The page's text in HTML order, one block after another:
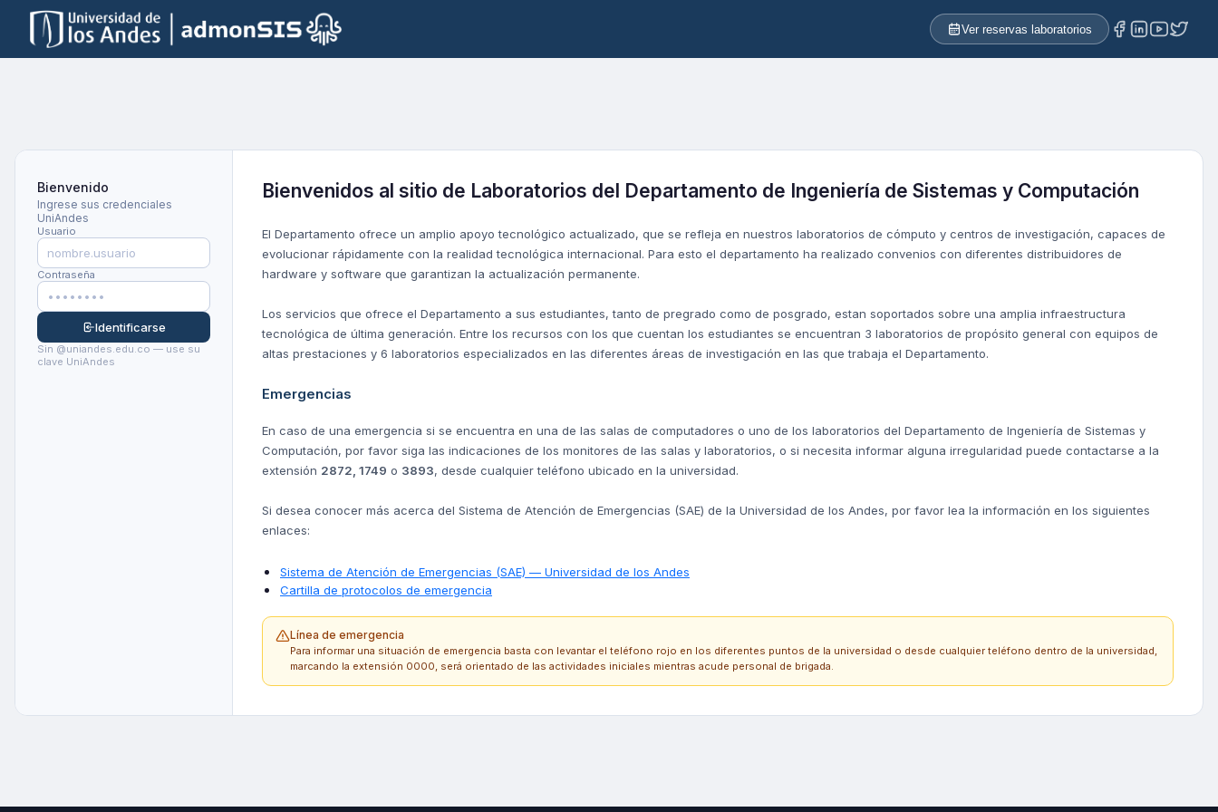
Ver reservas laboratorios
Bienvenido
Ingrese sus credenciales
UniAndes
Usuario
Contraseña
Identificarse
Sin @uniandes.edu.co — use su
clave UniAndes
Bienvenidos al sitio de Laboratorios del Departamento de Ingeniería de Sistemas y Computación
El Departamento ofrece un amplio apoyo tecnológico actualizado, que se refleja en nuestros laboratorios de cómputo y centros de investigación, capaces de
evolucionar rápidamente con la realidad tecnológica internacional. Para esto el departamento ha realizado convenios con diferentes distribuidores de
hardware y software que garantizan la actualización permanente.
Los servicios que ofrece el Departamento a sus estudiantes, tanto de pregrado como de posgrado, estan soportados sobre una amplia infraestructura
tecnológica de última generación. Entre los recursos con los que cuentan los estudiantes se encuentran 3 laboratorios de propósito general con equipos de
altas prestaciones y 6 laboratorios especializados en las diferentes áreas de investigación en las que trabaja el Departamento.
Emergencias
En caso de una emergencia si se encuentra en una de las salas de computadores o uno de los laboratorios del Departamento de Ingeniería de Sistemas y
Computación, por favor siga las indicaciones de los monitores de las salas y laboratorios, o si necesita informar alguna irregularidad puede contactarse a la
extensión 2872, 1749 o 3893, desde cualquier teléfono ubicado en la universidad.
Si desea conocer más acerca del Sistema de Atención de Emergencias (SAE) de la Universidad de los Andes, por favor lea la información en los siguientes
enlaces:
Sistema de Atención de Emergencias (SAE) — Universidad de los Andes
Cartilla de protocolos de emergencia
Línea de emergencia
Para informar una situación de emergencia basta con levantar el teléfono rojo en los diferentes puntos de la universidad o desde cualquier teléfono dentro de la universidad,
marcando la extensión 0000, será orientado de las actividades iniciales mientras acude personal de brigada.